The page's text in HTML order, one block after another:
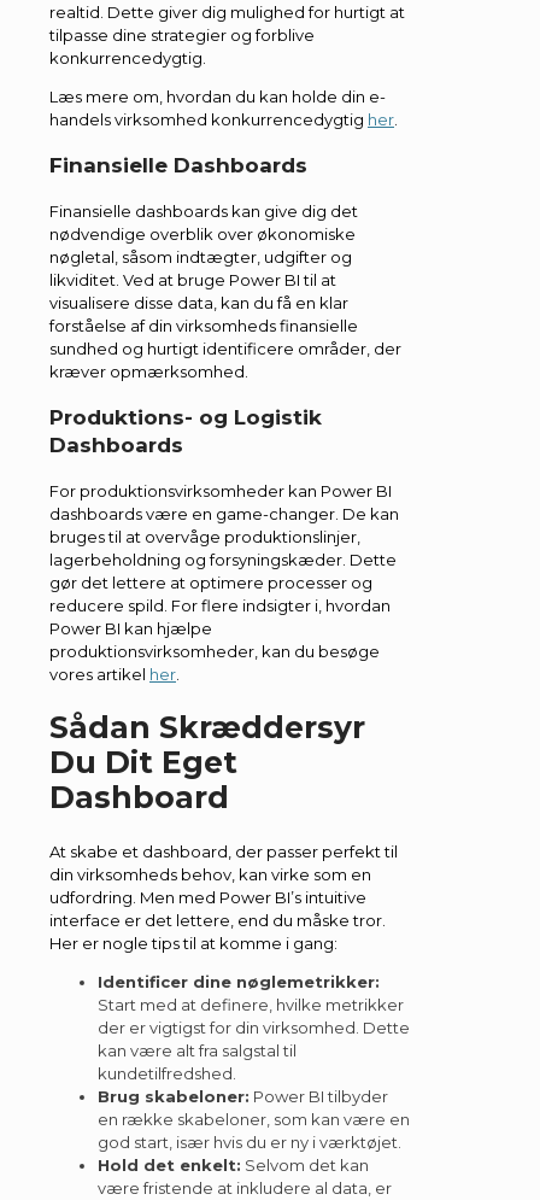
realtid. Dette giver dig mulighed for hurtigt at
tilpasse dine strategier og forblive
konkurrencedygtig.
Læs mere om, hvordan du kan holde din e-
handels virksomhed konkurrencedygtig her
Finansielle Dashboards
Finansielle dashboards kan give dig det
nødvendige overblik over økonomiske
nøgletal, såsom indtægter, udgifter og
likviditet. Ved at bruge Power BI til at
visualisere disse data, kan du få en klar
forståelse af din virksomheds finansielle
sundhed og hurtigt identificere områder, der
kræver opmærksomhed.
Produktions- og Logistik
Dashboards
For produktionsvirksomheder kan Power BI
dashboards være en game-changer. De kan
bruges til at overvåge produktionslinjer,
lagerbeholdning og forsyningskæder. Dette
gør det lettere at optimere processer og
reducere spild. For flere indsigter i, hvordan
Power BI kan hjælpe
produktionsvirksomheder, kan du besøge
vores artikel her
Sådan Skræddersyr
Du Dit Eget
Dashboard
At skabe et dashboard, der passer perfekt til
din virksomheds behov, kan virke som en
udfordring. Men med Power BI’s intuitive
interface er det lettere, end du måske tror.
Her er nogle tips til at komme i gang:
Identificer dine nøglemetrikker:
Start med at definere, hvilke metrikker
der er vigtigst for din virksomhed. Dette
kan være alt fra salgstal til
kundetilfredshed.
Brug skabeloner: Power BI tilbyder
en række skabeloner, som kan være en
god start, især hvis du er ny i værktøjet.
Hold det enkelt: Selvom det kan
være fristende at inkludere al data, er